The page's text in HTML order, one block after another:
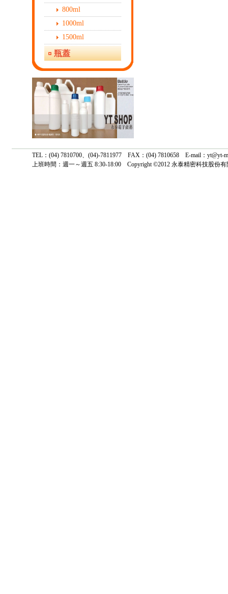
800ml
1000ml
1500ml
瓶蓋
TEL：(04) 7810700、(04)-7811977 FAX：(04) 7810658 E-mail：
上班時間：週一～週五 8:30-18:00 Copyright ©2012 永泰精密科技股份